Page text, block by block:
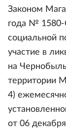
Законом
года №
социальной
участие в
на
территории
4)
от 06